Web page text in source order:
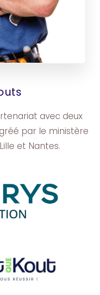
avec deux
par le ministère
et Nantes.